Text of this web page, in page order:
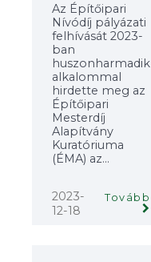
Az Építőipari
Nívódíj pályázati
felhívását 2023-
ban
huszonharmadik
alkalommal
hirdette meg az
Építőipari
Mesterdíj
Alapítvány
Kuratóriuma
(ÉMA) az...
2023-
12-18
Tovább